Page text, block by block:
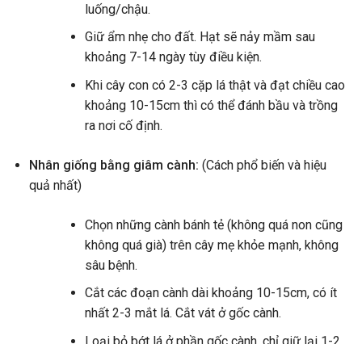
luống/chậu.
Giữ ẩm nhẹ cho đất. Hạt sẽ nảy mầm sau
khoảng 7-14 ngày tùy điều kiện.
Khi cây con có 2-3 cặp lá thật và đạt chiều cao
khoảng 10-15cm thì có thể đánh bầu và trồng
ra nơi cố định.
Nhân giống bằng giâm cành: (Cách phổ biến và hiệu
quả nhất)
Chọn những cành bánh tẻ (không quá non cũng
không quá già) trên cây mẹ khỏe mạnh, không
sâu bệnh.
Cắt các đoạn cành dài khoảng 10-15cm, có ít
nhất 2-3 mắt lá. Cắt vát ở gốc cành.